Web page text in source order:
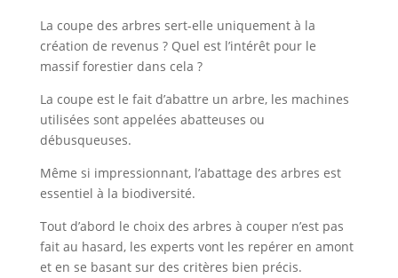
La coupe des arbres sert-elle uniquement à la
création de revenus ? Quel est l’intérêt pour le
massif forestier dans cela ?
La coupe est le fait d’abattre un arbre, les machines
utilisées sont appelées abatteuses ou
débusqueuses.
Même si impressionnant, l’abattage des arbres est
essentiel à la biodiversité.
Tout d’abord le choix des arbres à couper n’est pas
fait au hasard, les experts vont les repérer en amont
et en se basant sur des critères bien précis.